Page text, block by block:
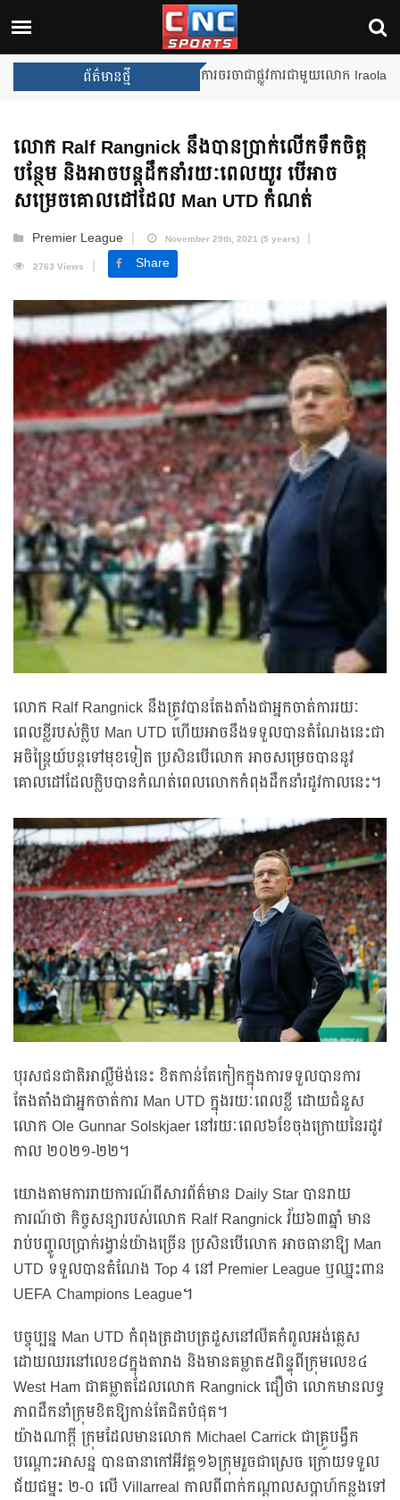
ព័ត៌មានថ្មី Unai Emery សន្យាថានឹងឈ្នះពាន
លោក Ralf Rangnick នឹងបានប្រាក់លើកទឹកចិត្ត
បន្ថែម និងអាចបន្ដដឹកនាំរយៈពេលយូរ បើអាច
សម្រេចគោលដៅដែល Man UTD កំណត់
Premier League
November 29th, 2021 (5 years)
2763 Views
Share
លោក Ralf Rangnick នឹងត្រូវបានតែងតាំងជាអ្នកចាត់ការរយៈ
ពេលខ្លីរបស់ក្លិប Man UTD ហើយអាចនឹងទទួលបានតំណែងនេះជា
អចិន្ដ្រៃយ៍បន្ដទៅមុខទៀត ប្រសិនបើលោក អាចសម្រេចបាននូវ
គោលដៅដែលក្លិបបានកំណត់ពេលលោកកំពុងដឹកនាំរដូវកាលនេះ។
បុរសជនជាតិអាល្លឺម៉ង់នេះ ខិតកាន់តែកៀកក្នុងការទទួលបានការ
តែងតាំងជាអ្នកចាត់ការ Man UTD ក្នុងរយៈពេលខ្លី ដោយជំនួស
លោក Ole Gunnar Solskjaer នៅរយៈពេល៦ខែចុងក្រោយនៃរដូវ
កាល ២០២១-២២។
យោងតាមការរាយការណ៍ពីសារព័ត៌មាន Daily Star បានរាយ
ការណ៍ថា កិច្ចសន្យារបស់លោក Ralf Rangnick វ័យ៦៣ឆ្នាំ មាន
រាប់បញ្ចូលប្រាក់រង្វាន់យ៉ាងច្រើន ប្រសិនបើលោក អាចធានាឱ្យ Man
UTD ទទួលបានតំណែង Top 4 នៅ Premier League ឬឈ្នះពាន
UEFA Champions League។
បច្ចុប្បន្ន Man UTD កំពុងត្រដាបត្រដួសនៅលីគកំពូលអង់គ្លេស
ដោយឈរនៅលេខ៨ក្នុងតារាង និងមានគម្លាត៥ពិន្ទុពីក្រុមលេខ៤
West Ham ជាគម្លាតដែលលោក Rangnick ជឿថា លោកមានលទ្ធ
ភាពដឹកនាំក្រុមខិតឱ្យកាន់តែជិតបំផុត។
យ៉ាងណាក្ដី ក្រុមដែលមានលោក Michael Carrick ជាគ្រូបង្វឹក
បណ្ដោះអាសន្ន បានធានាកៅអីវគ្គ១៦ក្រុមរួចជាស្រេច ក្រោយទទួល
ជ័យជម្នះ ២-០ លើ Villarreal កាលពីពាក់កណ្ដាលសប្ដាហ៍កន្លងទៅ